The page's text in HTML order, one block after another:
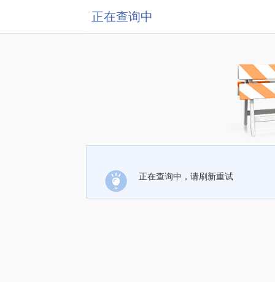
正在查询中
正在查询中，请刷新重试